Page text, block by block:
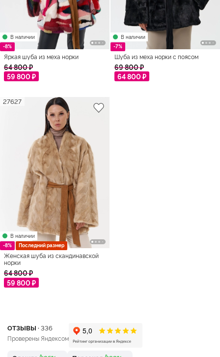
В наличии
-8%
Яркая шуба из меха норки
64 800 ₽
59 800 ₽
В наличии
-7%
Шуба из меха норки с поясом
69 800 ₽
64 800 ₽
В наличии
-8%
Последний размер
27627
Женская шуба из скандинавской
норки
64 800 ₽
59 800 ₽
ОТЗЫВЫ ·336
Проверены Яндексом